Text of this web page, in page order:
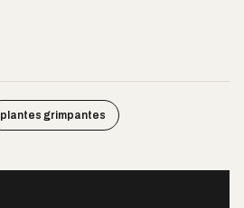
plantes grimpantes